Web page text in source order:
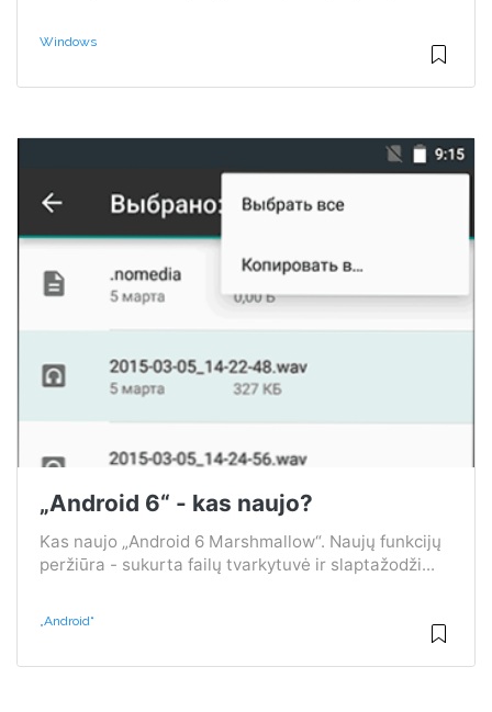
Windows
„Android 6“ - kas naujo?
Kas naujo „Android 6 Marshmallow“. Naujų funkcijų
peržiūra - sukurta failų tvarkytuvė ir slaptažodži...
„Android“